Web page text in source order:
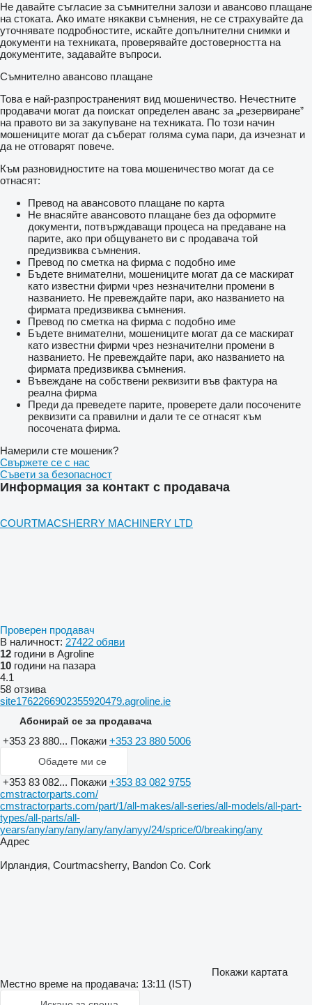
Не давайте съгласие за съмнителни залози и авансово плащане
на стоката. Ако имате някакви съмнения, не се страхувайте да
уточнявате подробностите, искайте допълнителни снимки и
документи на техниката, проверявайте достоверността на
документите, задавайте въпроси.
Съмнително авансово плащане
Това е най-разпространеният вид мошеничество. Нечестните
продавачи могат да поискат определен аванс за „резервиране”
на правото ви за закупуване на техниката. По този начин
мошениците могат да съберат голяма сума пари, да изчезнат и
да не отговарят повече.
Към разновидностите на това мошеничество могат да се
отнасят:
Превод на авансовото плащане по карта
Не внасяйте авансовото плащане без да оформите
документи, потвърждаващи процеса на предаване на
парите, ако при общуването ви с продавача той
предизвиква съмнения.
Превод по сметка на фирма с подобно име
Бъдете внимателни, мошениците могат да се маскират
като известни фирми чрез незначителни промени в
названието. Не превеждайте пари, ако названието на
фирмата предизвиква съмнения.
Превод по сметка на фирма с подобно име
Бъдете внимателни, мошениците могат да се маскират
като известни фирми чрез незначителни промени в
названието. Не превеждайте пари, ако названието на
фирмата предизвиква съмнения.
Въвеждане на собствени реквизити във фактура на
реална фирма
Преди да преведете парите, проверете дали посочените
реквизити са правилни и дали те се отнасят към
посочената фирма.
Намерили сте мошеник?
Свържете се с нас
Съвети за безопасност
Информация за контакт с продавача
COURTMACSHERRY MACHINERY LTD
Проверен продавач
В наличност: 27422 обяви
12 години в Agroline
10 години на пазара
4.1
58 отзива
site1762266902355920479.agroline.ie
Абонирай се за продавача
+353 23 880... Покажи +353 23 880 5006
Обадете ми се
+353 83 082... Покажи +353 83 082 9755
cmstractorparts.com/
cmstractorparts.com/part/1/all-makes/all-series/all-models/all-part-
types/all-parts/all-
years/any/any/any/any/any/anyy/24/sprice/0/breaking/any
Адрес
Ирландия, Courtmacsherry, Bandon Co. Cork
Покажи картата
Местно време на продавача: 13:11 (IST)